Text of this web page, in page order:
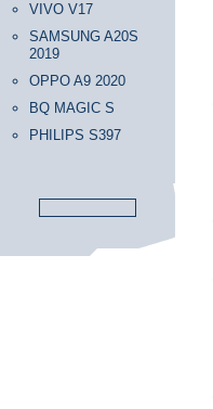
VIVO V17
SAMSUNG A20S
2019
OPPO A9 2020
BQ MAGIC S
PHILIPS S397